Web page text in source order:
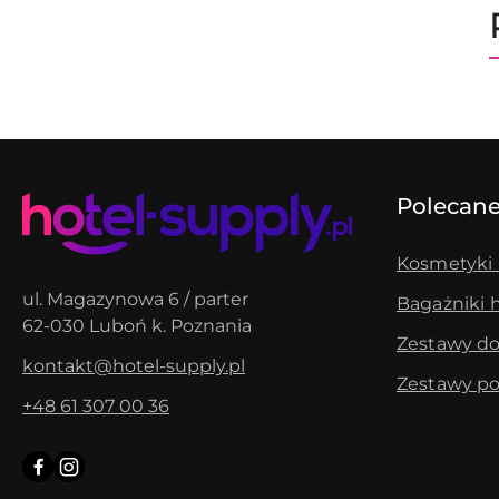
ul. Magazynowa 6 / parter
62-030 Luboń k. Poznania
kontakt@hotel-supply.pl
+48 61 307 00 36
Kosmetyki
Bagażniki
Zestawy
Zestawy